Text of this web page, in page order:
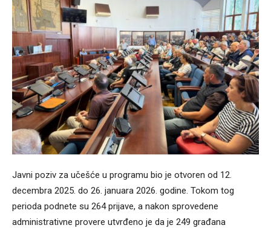
Javni poziv za učešće u programu bio je otvoren od 12.
decembra 2025. do 26. januara 2026. godine. Tokom tog
perioda podnete su 264 prijave, a nakon sprovedene
administrativne provere utvrđeno je da je 249 građana